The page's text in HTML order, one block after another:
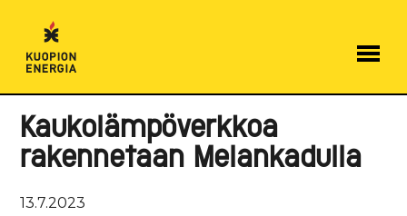
sisältöön
Kaukolämpöverkkoa
rakennetaan Melankadulla
13.7.2023